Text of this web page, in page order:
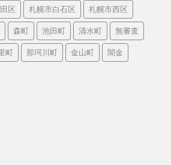
区 札幌市白石区 札幌市西区
森町 池田町 清水町 無審査
町 那珂川町 金山町 闇金